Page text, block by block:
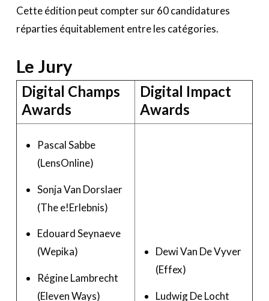
Cette édition peut compter sur 60 candidatures
réparties équitablement entre les catégories.
Le Jury
Digital Champs
Awards
Digital Impact
Awards
Pascal Sabbe
(LensOnline)
Sonja Van Dorslaer
(The e!Erlebnis)
Edouard Seynaeve
(Wepika)
Régine Lambrecht
(Eleven Ways)
Dewi Van De Vyver
(Effex)
Ludwig De Locht